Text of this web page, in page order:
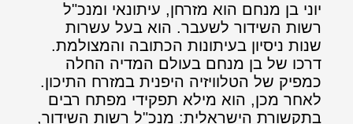
יוני בן מנחם הוא מזרחן, עיתונאי ומנכ"ל
רשות השידור לשעבר. הוא בעל עשרות
שנות ניסיון בעיתונות הכתובה והמצולמת.
דרכו של בן מנחם בעולם המדיה החלה
כמפיק של הטלוויזיה היפנית במזרח התיכון.
לאחר מכן, הוא מילא תפקידי מפתח רבים
בתקשורת הישראלית: מנכ"ל רשות השידור,